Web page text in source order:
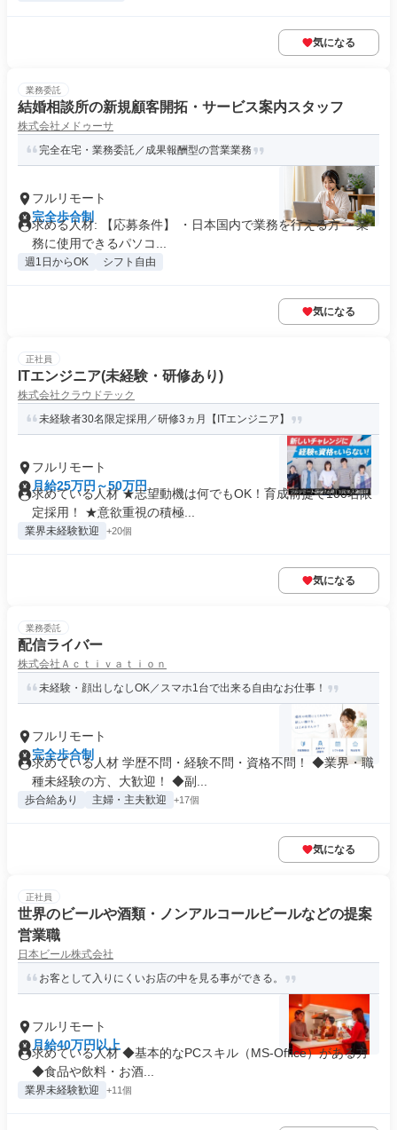
気になる
業務委託
結婚相談所の新規顧客開拓・サービス案内スタッフ
株式会社メドゥーサ
完全在宅・業務委託／成果報酬型の営業業務
フルリモート
完全歩合制
求める人材: 【応募条件】 ・日本国内で業務を行える方 ・業
務に使用できるパソコ...
週1日からOK シフト自由
気になる
正社員
ITエンジニア(未経験・研修あり)
株式会社クラウドテック
未経験者30名限定採用／研修3ヵ月【ITエンジニア】
フルリモート
月給25万円～50万円
求めている人材 ★志望動機は何でもOK！育成前提で100名限
定採用！ ★意欲重視の積極...
業界未経験歓迎 +20個
気になる
業務委託
配信ライバー
株式会社Ａｃｔｉｖａｔｉｏｎ
未経験・顔出しなしOK／スマホ1台で出来る自由なお仕事！
フルリモート
完全歩合制
求めている人材 学歴不問・経験不問・資格不問！ ◆業界・職
種未経験の方、大歓迎！ ◆副...
歩合給あり 主婦・主夫歓迎 +17個
気になる
正社員
世界のビールや酒類・ノンアルコールビールなどの提案
営業職
日本ビール株式会社
お客として入りにくいお店の中を見る事ができる。
フルリモート
月給40万円以上
求めている人材 ◆基本的なPCスキル（MS-Office）がある方
◆食品や飲料・お酒...
業界未経験歓迎 +11個